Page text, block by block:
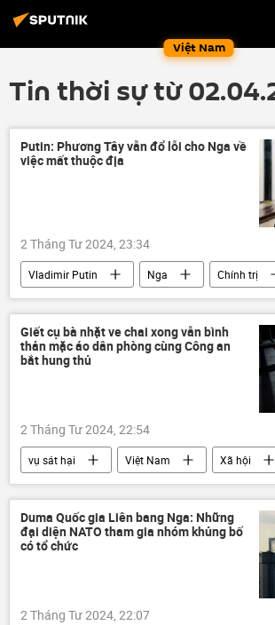
Việt Nam
Tin thời sự từ
Putin: Phương Tây vẫn đổ lỗi cho Nga về
việc mất thuộc địa
2 Tháng Tư 2024, 23:34
Vladimir Putin Nga
Chính trị
phương Tây
Liên Xô
Serbia
thuộc địa
Giết cụ bà nhặt ve chai xong vẫn bình
thản mặc áo dân phòng cùng Công an
bắt hung thủ
2 Tháng Tư 2024, 22:54
vụ sát hại Việt Nam
Xã hội
Pháp luật
cái chết
Duma Quốc gia Liên bang Nga: Những
đại diện NATO tham gia nhóm khủng bố
có tổ chức
2 Tháng Tư 2024, 22:07